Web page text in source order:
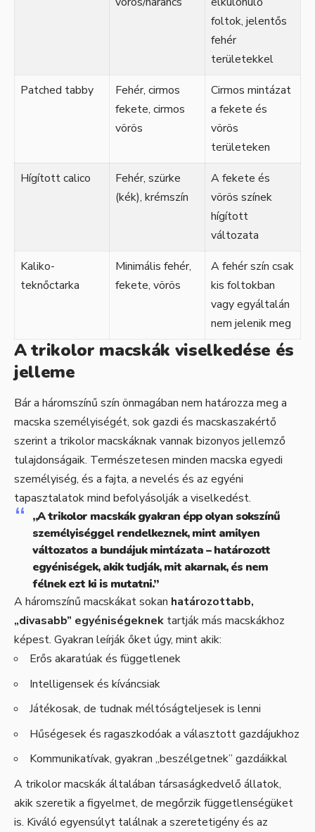
foltok, jelentős
fehér
területekkel
Patched tabby
Fehér, cirmos
fekete, cirmos
vörös
Cirmos mintázat
a fekete és
vörös
területeken
Hígított calico
Fehér, szürke
(kék), krémszín
A fekete és
vörös színek
hígított
változata
Kaliko-
teknőctarka
Minimális fehér,
fekete, vörös
A fehér szín csak
kis foltokban
vagy egyáltalán
nem jelenik meg
A trikolor macskák viselkedése és
jelleme
Bár a háromszínű szín önmagában nem határozza meg a
macska személyiségét, sok gazdi és macskaszakértő
szerint a trikolor macskáknak vannak bizonyos jellemző
tulajdonságaik. Természetesen minden macska egyedi
személyiség, és a fajta, a nevelés és az egyéni
tapasztalatok mind befolyásolják a viselkedést.
„A trikolor macskák gyakran épp olyan sokszínű
személyiséggel rendelkeznek, mint amilyen
változatos a bundájuk mintázata – határozott
egyéniségek, akik tudják, mit akarnak, és nem
félnek ezt ki is mutatni.”
A háromszínű macskákat sokan határozottabb,
„divasabb” egyéniségeknek tartják más macskákhoz
képest. Gyakran leírják őket úgy, mint akik:
Erős akaratúak és függetlenek
Intelligensek és kíváncsiak
Játékosak, de tudnak méltóságteljesek is lenni
Hűségesek és ragaszkodóak a választott gazdájukhoz
Kommunikatívak, gyakran „beszélgetnek” gazdáikkal
A trikolor macskák általában társaságkedvelő állatok,
akik szeretik a figyelmet, de megőrzik függetlenségüket
is. Kiváló egyensúlyt találnak a szeretetigény és az